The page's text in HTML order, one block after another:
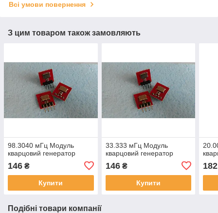
Всі умови повернення
З цим товаром також замовляють
98.3040 мГц Модуль
кварцовий генератор
146 ₴
Купити
33.333 мГц Модуль
кварцовий генератор
146₴
Купити
182
Подібні товари компанії